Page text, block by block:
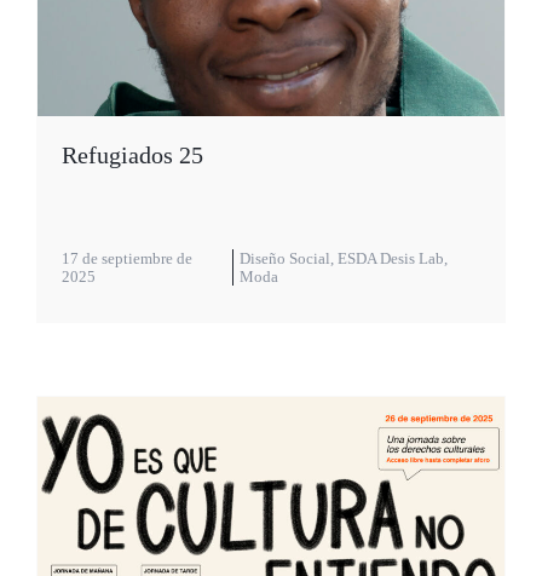
Refugiados 25
17 de septiembre de
2025
Diseño Social, ESDA Desis Lab,
Moda